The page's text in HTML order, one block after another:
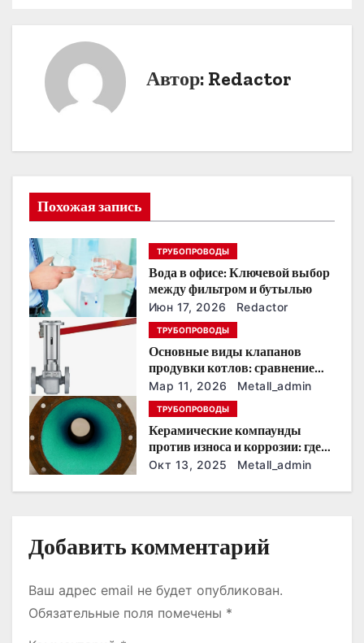
и
я
п
о
а
п
и
с
я
Автор: Redactor
Похожая запись
ТРУБОПРОВОДЫ
Вода в офисе: Ключевой выбор
между фильтром и бутылью
Июн 17, 2026 Redactor
ТРУБОПРОВОДЫ
Основные виды клапанов
продувки котлов: сравнение
устройств и характеристик
Мар 11, 2026 Metall_admin
ТРУБОПРОВОДЫ
Керамические компаунды
против износа и коррозии: где
они работают эффективнее
Окт 13, 2025 Metall_admin
Добавить комментарий
Ваш адрес email не будет опубликован.
Обязательные поля помечены *